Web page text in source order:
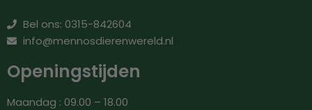
Bel ons: 0315-842604
info@mennosdierenwereld.nl
Openingstijden
Maandag : 09.00 – 18.00